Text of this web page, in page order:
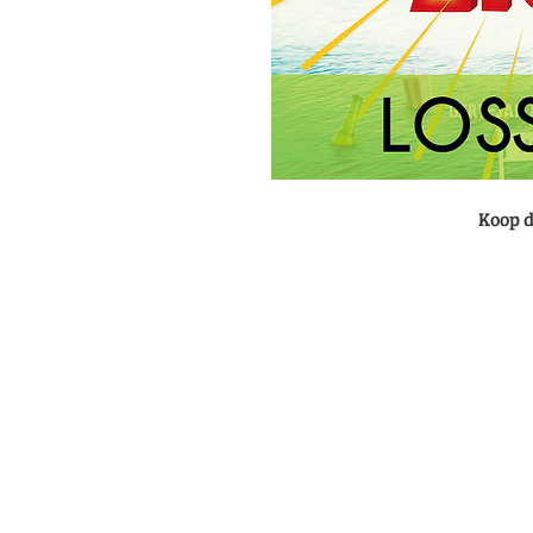
Koop